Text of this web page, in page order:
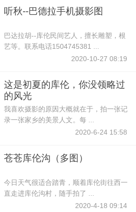
听秋--巴德拉手机摄影图
巴达拉胡--库伦民间艺人，擅长雕塑，根
艺等。联系电话1504745381 ...
2020-10-27 08:19
这是初夏的库伦，你没领略过
的风光
我喜欢摄影的原因大概就在于，拍一张记
录一张家乡的美景人文。每 ...
2020-6-24 15:58
苍苍库伦沟（多图）
今日天气很适合踏青，顺着库伦街往西一
直走进库伦沟村，随手拍了 ...
2020-4-18 09:14